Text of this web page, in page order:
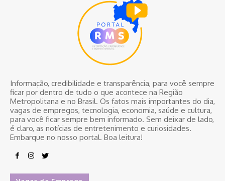
Informação, credibilidade e transparência, para você sempre
ficar por dentro de tudo o que acontece na Região
Metropolitana e no Brasil. Os fatos mais importantes do dia,
vagas de empregos, tecnologia, economia, saúde e cultura,
para você ficar sempre bem informado. Sem deixar de lado,
é claro, as notícias de entretenimento e curiosidades.
Embarque no nosso portal. Boa leitura!